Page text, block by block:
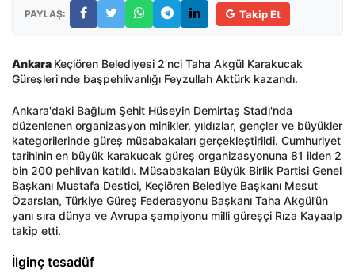
PAYLAŞ: Takip Et
Ankara Keçiören Belediyesi 2’nci Taha Akgül Karakucak
Güreşleri'nde başpehlivanlığı Feyzullah Aktürk kazandı.
Ankara'daki Bağlum Şehit Hüseyin Demirtaş Stadı'nda
düzenlenen organizasyon minikler, yıldızlar, gençler ve büyükler
kategorilerinde güreş müsabakaları gerçekleştirildi. Cumhuriyet
tarihinin en büyük karakucak güreş organizasyonuna 81 ilden 2
bin 200 pehlivan katıldı. Müsabakaları Büyük Birlik Partisi Genel
Başkanı Mustafa Destici, Keçiören Belediye Başkanı Mesut
Özarslan, Türkiye Güreş Federasyonu Başkanı Taha Akgül’ün
yanı sıra dünya ve Avrupa şampiyonu milli güreşçi Rıza Kayaalp
takip etti.
İlginç tesadüf